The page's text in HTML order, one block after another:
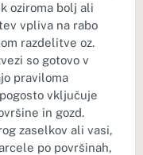
oziroma bolj ali
vpliva na rabo
razdelitve oz.
so gotovo v
praviloma
vključuje
in gozd.
zaselkov ali vasi,
po površinah,